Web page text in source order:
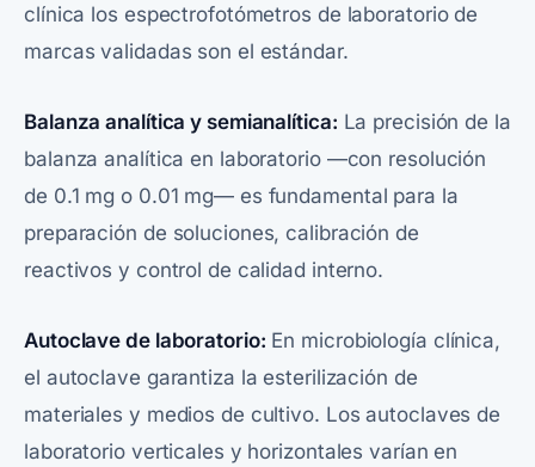
clínica los espectrofotómetros de laboratorio de
marcas validadas son el estándar.
Balanza analítica y semianalítica: La precisión de la
balanza analítica en laboratorio —con resolución
de 0.1 mg o 0.01 mg— es fundamental para la
preparación de soluciones, calibración de
reactivos y control de calidad interno.
Autoclave de laboratorio: En microbiología clínica,
el autoclave garantiza la esterilización de
materiales y medios de cultivo. Los autoclaves de
laboratorio verticales y horizontales varían en